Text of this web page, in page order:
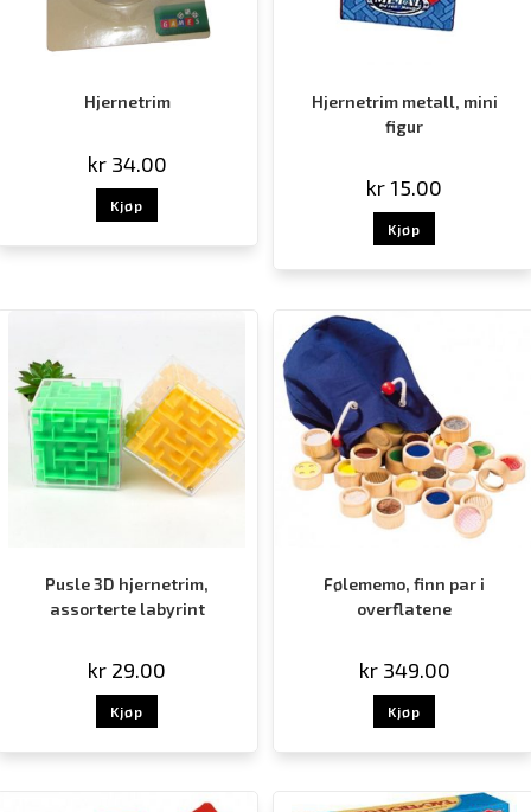
Hjernetrim
kr34.00
Kjøp
Hjernetrim metall, mini
figur
kr 15.00
Kjøp
Pusle 3D hjernetrim,
assorterte labyrint
kr 29.00
Kjøp
Følememo, finn par i
overflatene
kr349.00
Kjøp